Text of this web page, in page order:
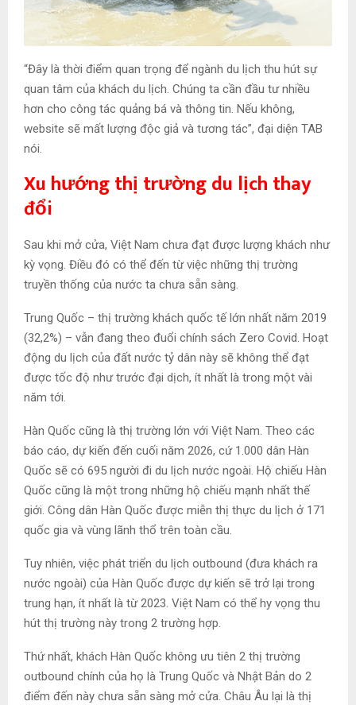
“Đây là thời điểm quan trọng để ngành du lịch thu hút sự
quan tâm của khách du lịch. Chúng ta cần đầu tư nhiều
hơn cho công tác quảng bá và thông tin. Nếu không,
website sẽ mất lượng độc giả và tương tác”, đại diện TAB
nói.
Xu hướng thị trường du lịch thay
đổi
Sau khi mở cửa, Việt Nam chưa đạt được lượng khách như
kỳ vọng. Điều đó có thể đến từ việc những thị trường
truyền thống của nước ta chưa sẵn sàng.
Trung Quốc – thị trường khách quốc tế lớn nhất năm 2019
(32,2%) – vẫn đang theo đuổi chính sách Zero Covid. Hoạt
động du lịch của đất nước tỷ dân này sẽ không thể đạt
được tốc độ như trước đại dịch, ít nhất là trong một vài
năm tới.
Hàn Quốc cũng là thị trường lớn với Việt Nam. Theo các
báo cáo, dự kiến đến cuối năm 2026, cứ 1.000 dân Hàn
Quốc sẽ có 695 người đi du lịch nước ngoài. Hộ chiếu Hàn
Quốc cũng là một trong những hộ chiếu mạnh nhất thế
giới. Công dân Hàn Quốc được miễn thị thực du lịch ở 171
quốc gia và vùng lãnh thổ trên toàn cầu.
Tuy nhiên, việc phát triển du lịch outbound (đưa khách ra
nước ngoài) của Hàn Quốc được dự kiến sẽ trở lại trong
trung hạn, ít nhất là từ 2023. Việt Nam có thể hy vọng thu
hút thị trường này trong 2 trường hợp.
Thứ nhất, khách Hàn Quốc không ưu tiên 2 thị trường
outbound chính của họ là Trung Quốc và Nhật Bản do 2
điểm đến này chưa sẵn sàng mở cửa. Châu Âu lại là thị